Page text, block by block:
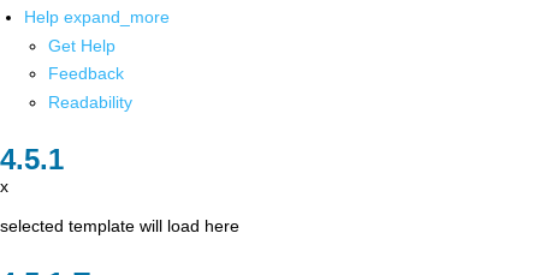
Help expand_more
Get Help
Feedback
Readability
x
selected template will load here